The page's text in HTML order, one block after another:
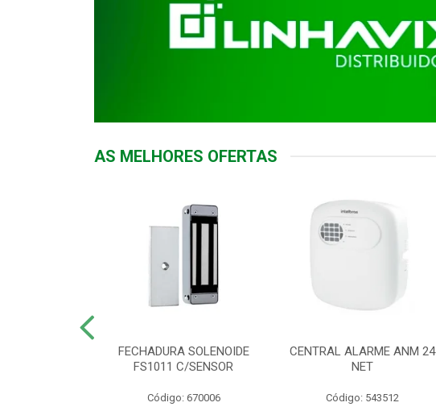
AS MELHORES OFERTAS
FECHADURA SOLENOIDE
FS1011 C/SENSOR
Código: 670006
CENTRAL ALARME ANM 24
NET
Código: 543512